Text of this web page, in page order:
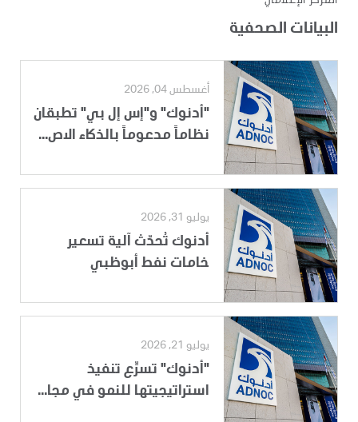
البيانات الصحفية
أغسطس 04, 2026
"أدنوك" و"إس إل بي" تطبقان
نظاماً مدعوماً بالذكاء الاص...
يوليو 31, 2026
أدنوك تُحدّث آلية تسعير
خامات نفط أبوظبي
يوليو 21, 2026
"أدنوك" تسرِّع تنفيذ
استراتيجيتها للنمو في مجا...